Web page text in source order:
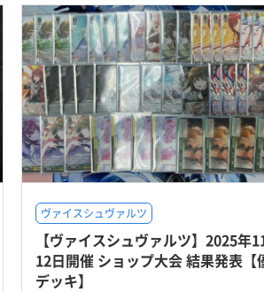
ヴァイスシュヴァルツ
【ヴァイスシュヴァルツ】2025年
12日開催 ショップ大会 結果発表【
デッキ】